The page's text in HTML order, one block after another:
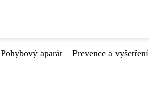
Pohybový aparát Prevence a vyšetření